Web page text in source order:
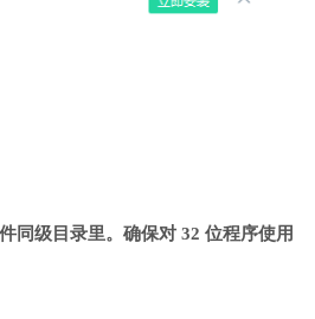
同级目录里。确保对 32 位程序使用